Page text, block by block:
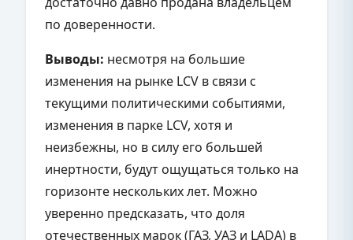
по доверенности.
Выводы: несмотря на большие
изменения на рынке LCV в связи с
текущими политическими событиями,
изменения в парке LCV, хотя и
неизбежны, но в силу его большей
инертности, будут ощущаться только на
горизонте нескольких лет. Можно
уверенно предсказать, что доля
отечественных марок (ГАЗ, УАЗ и LADA) в